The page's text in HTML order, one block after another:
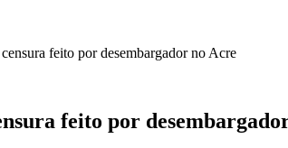
feito por desembargador no Acre
feito por